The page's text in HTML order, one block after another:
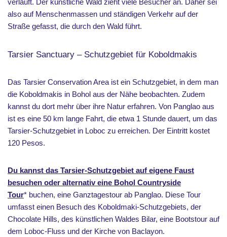
verläuft. Der künstliche Wald zieht viele Besucher an. Daher sei
also auf Menschenmassen und ständigen Verkehr auf der
Straße gefasst, die durch den Wald führt.
Tarsier Sanctuary – Schutzgebiet für Koboldmakis
Das Tarsier Conservation Area ist ein Schutzgebiet, in dem man
die Koboldmakis in Bohol aus der Nähe beobachten. Zudem
kannst du dort mehr über ihre Natur erfahren. Von Panglao aus
ist es eine 50 km lange Fahrt, die etwa 1 Stunde dauert, um das
Tarsier-Schutzgebiet in Loboc zu erreichen. Der Eintritt kostet
120 Pesos.
Du kannst das Tarsier-Schutzgebiet auf eigene Faust
besuchen oder alternativ eine Bohol Countryside
Tour* buchen, eine Ganztagestour ab Panglao. Diese Tour
umfasst einen Besuch des Koboldmaki-Schutzgebiets, der
Chocolate Hills, des künstlichen Waldes Bilar, eine Bootstour auf
dem Loboc-Fluss und der Kirche von Baclayon.